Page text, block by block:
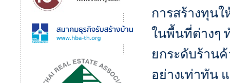
การสร้างทุน
ในพื้นที่ต่างๆ
ยกระดับร้าน
อย่างเท่าทัน